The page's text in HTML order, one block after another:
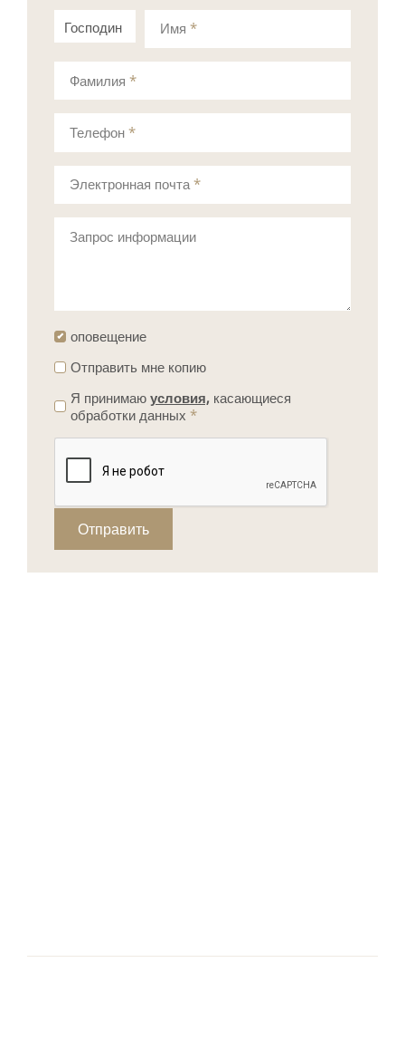
Господин Госпожа
Имя *
Телефон *
Запрос информации
Фамилия *
Электронная почта*
оповещение
Отправить мне копию
Я принимаю условия, касающиеся
обработки данных *
Отправить